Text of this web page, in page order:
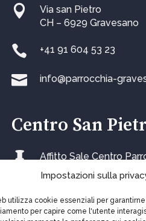
Impostazioni sulla
utilizza cookie essenziali per
per capire come l'utente

Via san Pietro
CH – 6929 Gravesano
 +41 91 604 53 23
 info@parrocchia-
Centro San
 Affitto Sale Centro